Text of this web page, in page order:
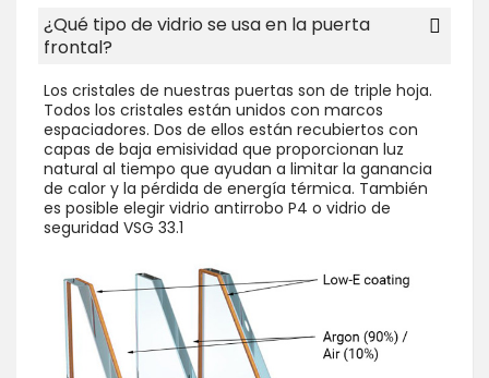
¿Qué tipo de vidrio se usa en la puerta
frontal?
Los cristales de nuestras puertas son de triple hoja.
Todos los cristales están unidos con marcos
espaciadores. Dos de ellos están recubiertos con
capas de baja emisividad que proporcionan luz
natural al tiempo que ayudan a limitar la ganancia
de calor y la pérdida de energía térmica. También
es posible elegir vidrio antirrobo P4 o vidrio de
seguridad VSG 33.1